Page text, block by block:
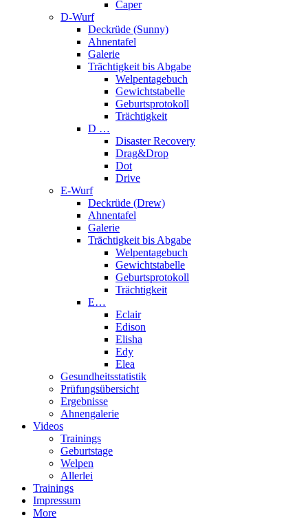
Caper
D-Wurf
Deckrüde (Sunny)
Ahnentafel
Galerie
Trächtigkeit bis Abgabe
Welpentagebuch
Gewichtstabelle
Geburtsprotokoll
Trächtigkeit
D …
Disaster Recovery
Drag&Drop
Dot
Drive
E-Wurf
Deckrüde (Drew)
Ahnentafel
Galerie
Trächtigkeit bis Abgabe
Welpentagebuch
Gewichtstabelle
Geburtsprotokoll
Trächtigkeit
E…
Eclair
Edison
Elisha
Edy
Elea
Gesundheitsstatistik
Prüfungsübersicht
Ergebnisse
Ahnengalerie
Videos
Trainings
Geburtstage
Welpen
Allerlei
Trainings
Impressum
More